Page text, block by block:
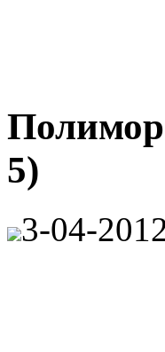
5)
3-04-